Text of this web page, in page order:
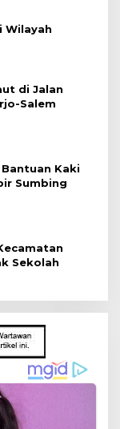
Wilayah
di Jalan
Salem
Kaki
Sumbing
Sekolah